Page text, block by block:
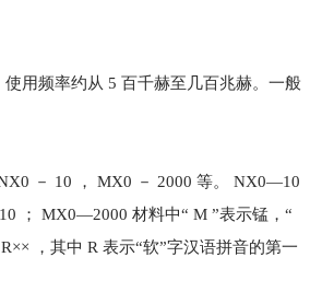
用频率约从 5 百千赫至几百兆赫。一般
－ 10 ， MX0 － 2000 等。 NX0—10
； MX0—2000 材料中“ M ”表示锰，“
，其中 R 表示“软”字汉语拼音的第一